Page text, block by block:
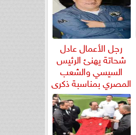
رجل الأعمال عادل
شحاتة يهنئ الرئيس
السيسي والشعب
المصري بمناسبة ذكرى
ثورة...